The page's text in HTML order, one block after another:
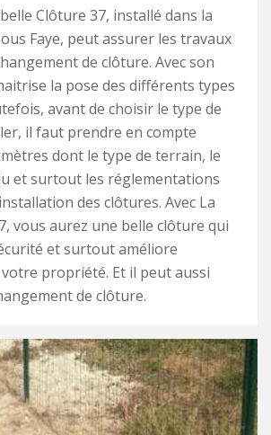
Clôture 37, installé dans la
Faye, peut assurer les travaux
de clôture. Avec son
la pose des différents types
avant de choisir le type de
il faut prendre en compte
dont le type de terrain, le
et surtout les réglementations
des clôtures. Avec La
vous aurez une belle clôture qui
et surtout améliore
votre propriété. Et il peut aussi
de clôture.